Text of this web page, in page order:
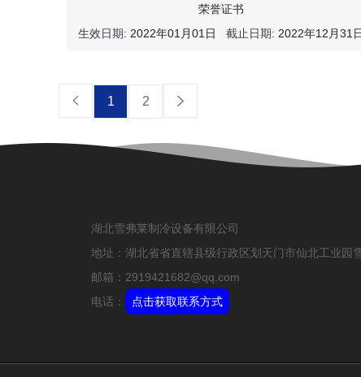
荣誉证书
生效日期: 2022年01月01日 截止日期: 2022年12月31
1 2
湖北雪弗莱制冷设备有限公司
地址：湖北省省直辖县级行政区划天门市仙北工业园
邮箱：2919421682@qq.com
电话：
点击获取联系方式